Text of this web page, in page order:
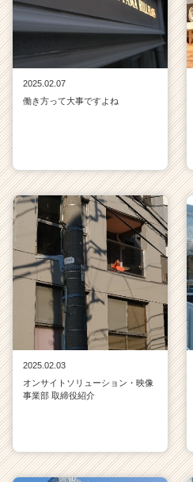
2025.02.07
働き方って大事ですよね
2025.02.03
オンサイトソリューション・映像
事業部 取締役紹介